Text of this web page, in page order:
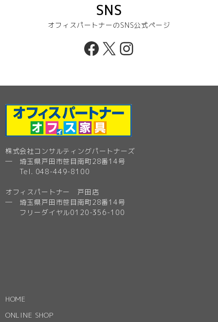
SNS
オフィスパートナーのSNS公式ページ
Facebook
X Instagram
株式会社コンサルティングパートナーズ
─ 埼玉県戸田市笹目南町28番14号
Tel. 048-449-8100
オフィスパートナー 戸田店
─ 埼玉県戸田市笹目南町28番14号
フリーダイヤル0120-356-100
HOME
ONLINE SHOP